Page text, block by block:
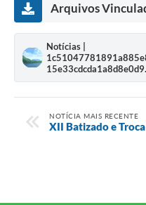
Arquivos
Notícias |
NOTÍCIA MAIS RECENTE
XII Batizado e